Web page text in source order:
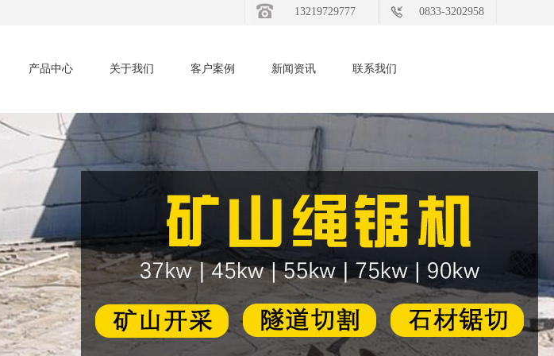
13219729777 0833-3202958
产品中心 关于我们 客户案例 新闻资讯 联系我们